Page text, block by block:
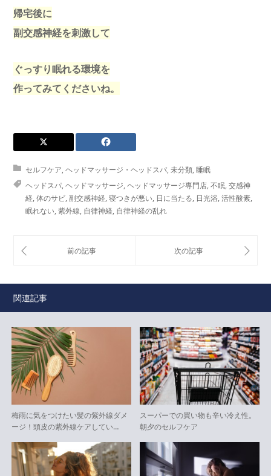
帰宅後に
副交感神経を刺激して
ぐっすり眠れる環境を
作ってみてくださいね。
セルフケア,ヘッドマッサージ・ヘッドスパ,未分類,睡眠
ヘッドスパ,ヘッドマッサージ,ヘッドマッサージ専門店,不眠,交感神
経,体のサビ,副交感神経,寝つきが悪い, 日に当たる, 日光浴,活性酸素,
眠れない,紫外線, 自律神経, 自律神経の乱れ
関連記事
梅雨に気をつけたい髪の紫外線ダメ
ージ！頭皮の紫外線ケアしてい…
スーパーでの買い物も辛い冷え性。
朝夕のセルフケア